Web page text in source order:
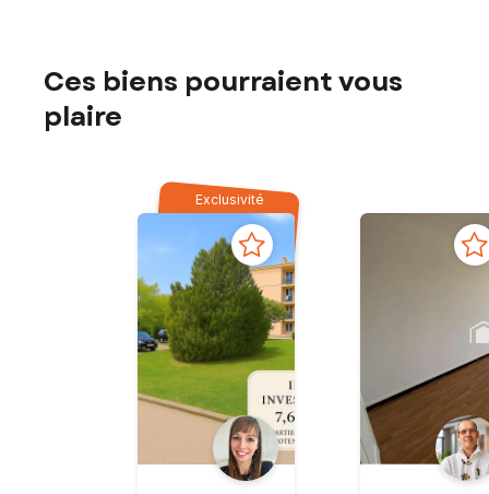
Ces biens pourraient vous
plaire
Exclusivité